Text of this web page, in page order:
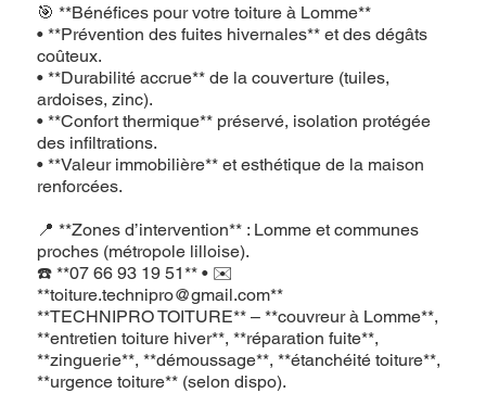
🎯 **Bénéfices pour votre toiture à Lomme**
• **Prévention des fuites hivernales** et des dégâts
coûteux.
• **Durabilité accrue** de la couverture (tuiles,
ardoises, zinc).
• **Confort thermique** préservé, isolation protégée
des infiltrations.
• **Valeur immobilière** et esthétique de la maison
renforcées.
📍 **Zones d’intervention** : Lomme et communes
proches (métropole lilloise).
☎️ **07 66 93 19 51** • ✉️
**toiture.technipro@gmail.com**
**TECHNIPRO TOITURE** – **couvreur à Lomme**,
**entretien toiture hiver**, **réparation fuite**,
**zinguerie**, **démoussage**, **étanchéité toiture**,
**urgence toiture** (selon dispo).